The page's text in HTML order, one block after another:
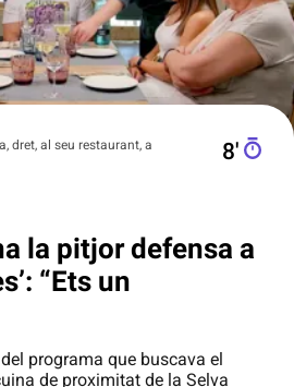
dret, al seu restaurant, a
8′
la pitjor defensa a
“Ets un
programa que buscava el
de proximitat de la Selva